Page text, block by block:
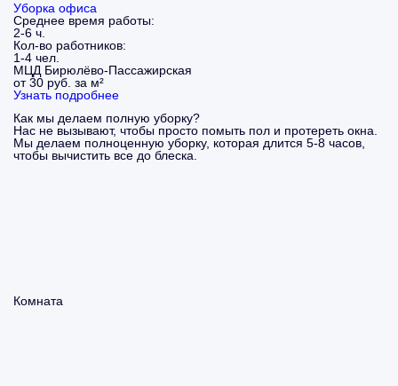
Уборка офиса
Среднее время работы:
2-6 ч.
Кол-во работников:
1-4 чел.
МЦД Бирюлёво-Пассажирская
от 30 руб. за м²
Узнать подробнее
Как мы делаем полную уборку?
Нас не вызывают, чтобы просто помыть пол и протереть окна.
Мы делаем полноценную уборку, которая длится 5-8 часов,
чтобы вычистить все до блеска.
Комната